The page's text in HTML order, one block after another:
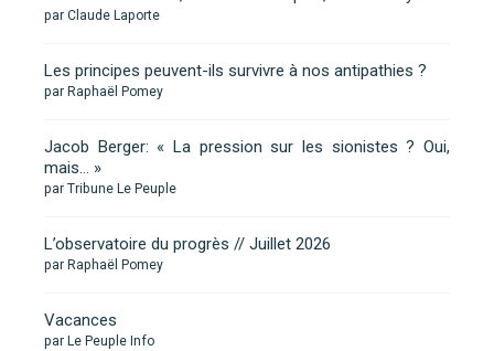
par Claude Laporte
Les principes peuvent-ils survivre à nos antipathies ?
par Raphaël Pomey
Jacob Berger: « La pression sur les sionistes ? Oui,
mais… »
par Tribune Le Peuple
L’observatoire du progrès // Juillet 2026
par Raphaël Pomey
Vacances
par Le Peuple Info